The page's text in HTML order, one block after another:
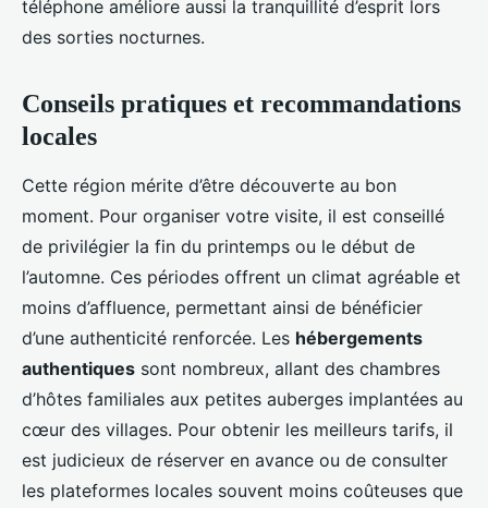
téléphone améliore aussi la tranquillité d’esprit lors
des sorties nocturnes.
Conseils pratiques et recommandations
locales
Cette région mérite d’être découverte au bon
moment. Pour organiser votre visite, il est conseillé
de privilégier la fin du printemps ou le début de
l’automne. Ces périodes offrent un climat agréable et
moins d’affluence, permettant ainsi de bénéficier
d’une authenticité renforcée. Les hébergements
authentiques sont nombreux, allant des chambres
d’hôtes familiales aux petites auberges implantées au
cœur des villages. Pour obtenir les meilleurs tarifs, il
est judicieux de réserver en avance ou de consulter
les plateformes locales souvent moins coûteuses que